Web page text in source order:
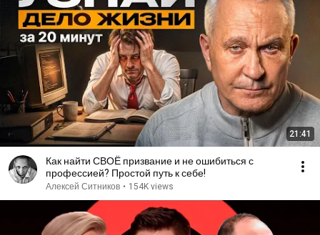
21:41
Как найти СВОЁ призвание и не ошибиться с
профессией? Простой путь к себе!
Алексей Ситников • 154K views